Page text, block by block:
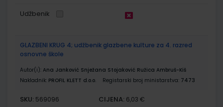
Udžbenik
GLAZBENI KRUG 4; udžbenik glazbene kulture za 4. razred
osnovne škole
Autor(i): Ana Janković Snježana Stojaković Ružica Ambruš-Kiš
Nakladnik: PROFIL KLETT d.o.o. Registarski broj ministarstva: 7473
SKU: 569096 CIJENA: 6,03 €